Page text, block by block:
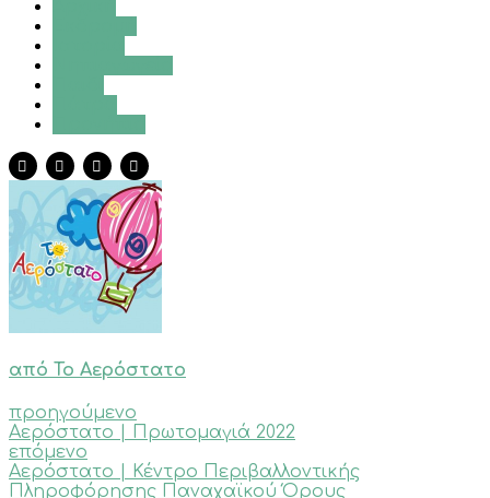
από Το Αερόστατο
προηγούμενο
Αερόστατο | Πρωτομαγιά 2022
επόμενο
Αερόστατο | Κέντρο Περιβαλλοντικής
Πληροφόρησης Παναχαϊκού Όρους